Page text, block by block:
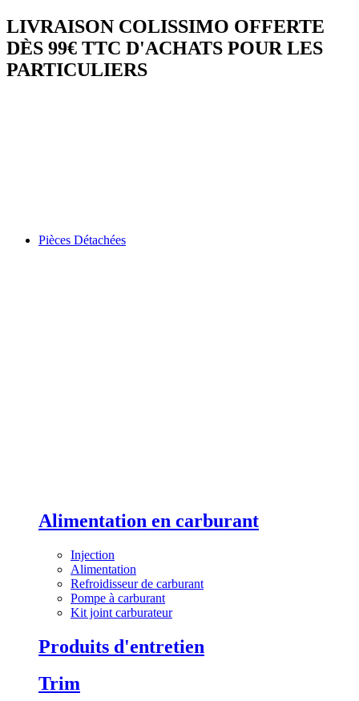
LIVRAISON COLISSIMO OFFERTE
DÈS 99€ TTC D'ACHATS POUR LES
PARTICULIERS
Pièces Détachées
Alimentation en carburant
Injection
Alimentation
Refroidisseur de carburant
Pompe à carburant
Kit joint carburateur
Produits d'entretien
Trim